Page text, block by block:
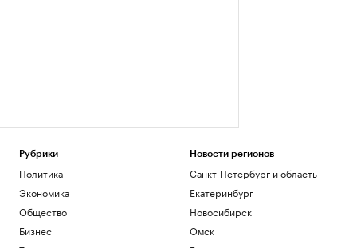
Рубрики
Политика
Экономика
Общество
Бизнес
Новости регионов
Санкт-Петербург и область
Екатеринбург
Новосибирск
Омск